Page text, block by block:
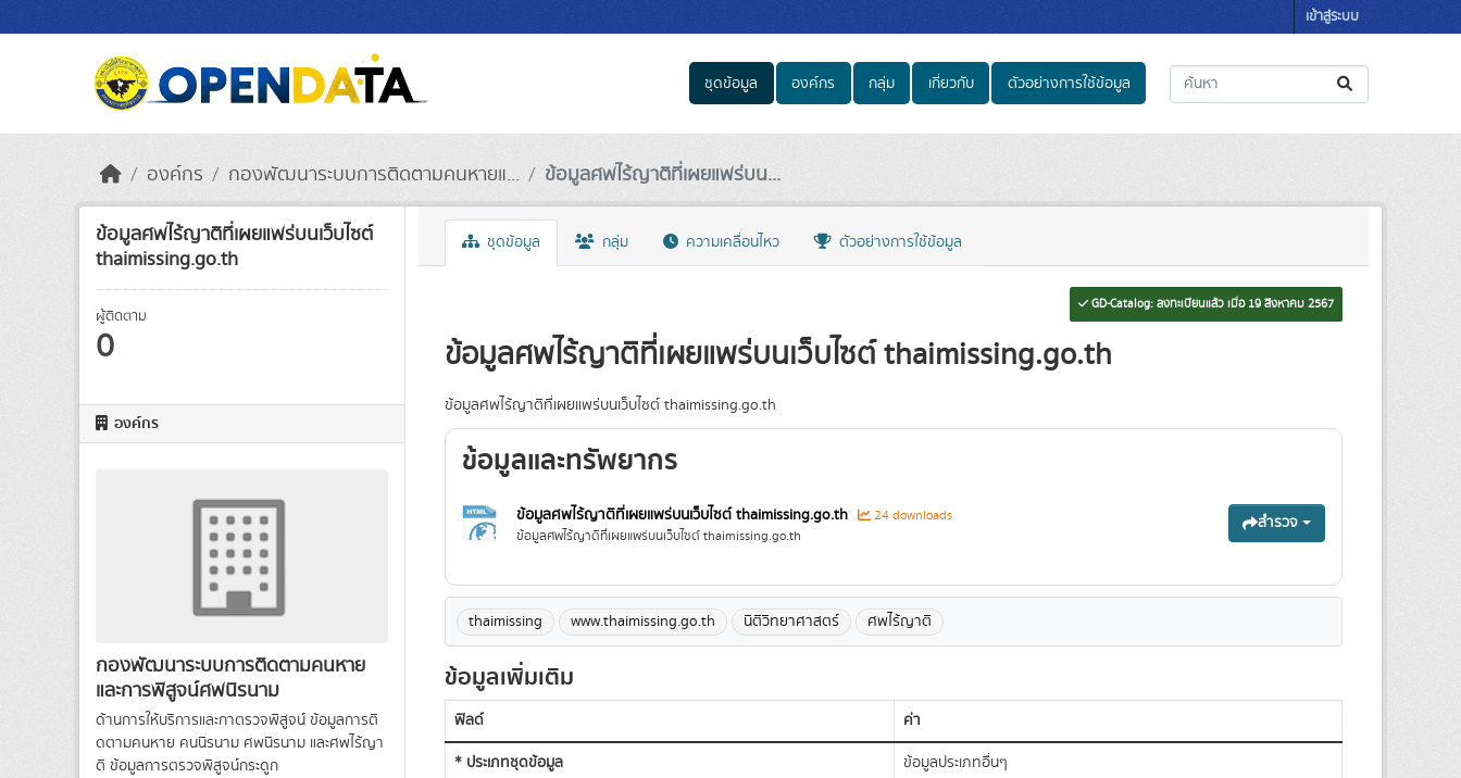
เข้าสู่ระบบ
ชุดข้อมูล องค์กร กลุ่ม เกี่ยวกับ ตัวอย่างการใช้ข้อมูล
องค์กร กองพัฒนาระบบการติดตามคนหายแ... ข้อมูลศพไร้ญาติที่เผยแพร่บน...
ข้อมูลศพไร้ญาติที่เผยแพร่บนเว็บไซต์
thaimissing.go.th
ผู้ติดตาม
0
องค์กร
กองพัฒนาระบบการติดตามคนหาย
และการพิสูจน์ศพนิรนาม
ด้านการให้บริการและกาตรวจพิสูจน์ ข้อมูลการติ
ดตามคนหาย คนนิรนาม ศพนิรนาม และศพไร้ญา
ติ ข้อมูลการตรวจพิสูจน์กระดูก
ชุดข้อมูล กลุ่ม ความเคลื่อนไหว ตัวอย่างการใช้ข้อมูล
GD-Catalog: ลงทะเบียนแล้ว เมื่อ 19 สิงหาคม 2567
ข้อมูลศพไร้ญาติที่เผยแพร่บนเว็บไซต์ thaimissing.go.th
ข้อมูลศพไร้ญาติที่เผยแพร่บนเว็บไซต์ thaimissing.go.th
ข้อมูลและทรัพยากร
ข้อมูลศพไร้ญาติที่เผยแพร่บนเว็บไซต์ thaimissing.go.th
24 downloads
ข้อมูลศพไร้ญาติที่เผยแพร่บนเว็บไซต์ thaimissing.go.th
สำรวจ
thaimissing www.thaimissing.go.th นิติวิทยาศาสตร์ ศพไร้ญาติ
ข้อมูลเพิ่มเติม
ฟิลด์
ค่า
* ประเภทชุดข้อมูล
ข้อมูลประเภทอื่นๆ